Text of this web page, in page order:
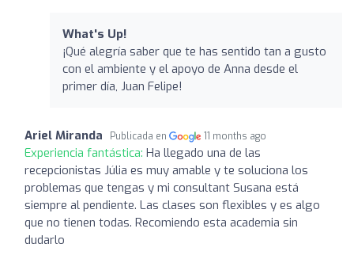
What's Up!
¡Qué alegría saber que te has sentido tan a gusto
con el ambiente y el apoyo de Anna desde el
primer día, Juan Felipe!
Ariel Miranda Publicada en 11 months ago
Experiencia fantástica: Ha llegado una de las
recepcionistas Júlia es muy amable y te soluciona los
problemas que tengas y mi consultant Susana está
siempre al pendiente. Las clases son flexibles y es algo
que no tienen todas. Recomiendo esta academia sin
dudarlo